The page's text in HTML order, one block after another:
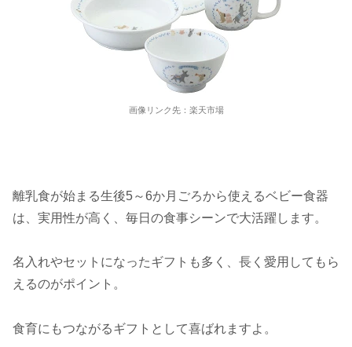
画像リンク先：楽天市場
離乳食が始まる生後5～6か月ごろから使えるベビー食器
は、実用性が高く、毎日の食事シーンで大活躍します。
名入れやセットになったギフトも多く、長く愛用してもら
えるのがポイント。
食育にもつながるギフトとして喜ばれますよ。